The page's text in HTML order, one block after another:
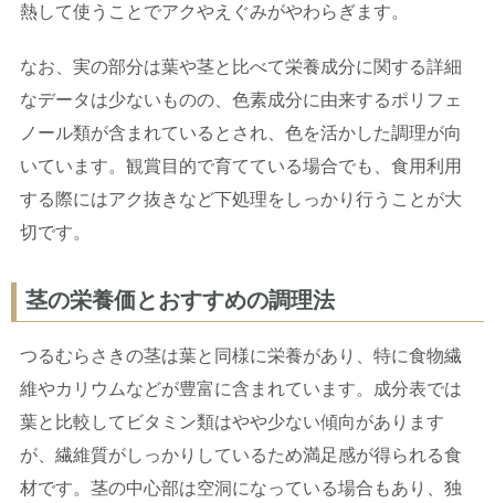
熱して使うことでアクやえぐみがやわらぎます。
なお、実の部分は葉や茎と比べて栄養成分に関する詳細
なデータは少ないものの、色素成分に由来するポリフェ
ノール類が含まれているとされ、色を活かした調理が向
いています。観賞目的で育てている場合でも、食用利用
する際にはアク抜きなど下処理をしっかり行うことが大
切です。
茎の栄養価とおすすめの調理法
つるむらさきの茎は葉と同様に栄養があり、特に食物繊
維やカリウムなどが豊富に含まれています。成分表では
葉と比較してビタミン類はやや少ない傾向があります
が、繊維質がしっかりしているため満足感が得られる食
材です。茎の中心部は空洞になっている場合もあり、独